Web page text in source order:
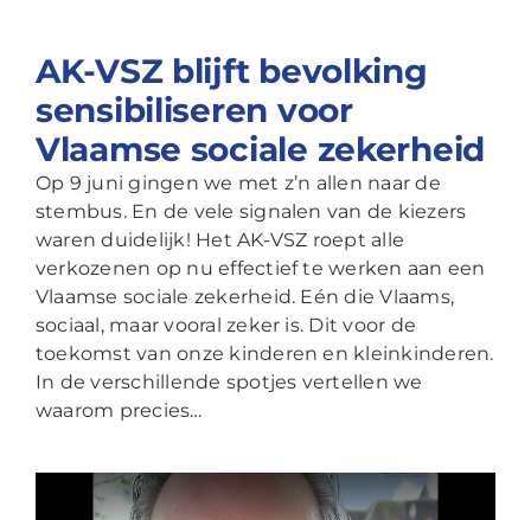
AK-VSZ blijft bevolking
sensibiliseren voor
Vlaamse sociale zekerheid
Op 9 juni gingen we met z’n allen naar de
stembus. En de vele signalen van de kiezers
waren duidelijk! Het AK-VSZ roept alle
verkozenen op nu effectief te werken aan een
Vlaamse sociale zekerheid. Eén die Vlaams,
sociaal, maar vooral zeker is. Dit voor de
toekomst van onze kinderen en kleinkinderen.
In de verschillende spotjes vertellen we
waarom precies…